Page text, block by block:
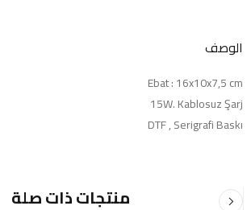
الوصف
Ebat : 16x10x7,5 cm
15W. Kablosuz Şarj
DTF , Serigrafi Baskı
منتجات ذات صلة